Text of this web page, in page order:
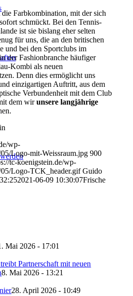
die Farbkombination, mit der sich
schmückt. Bei den Tennis-
ist sie bislang eher selten
für uns, die an den britischen
und bei den Sportclubs im
der Fashionbranche häufiger
Kombi als neuen
Denn dies ermöglicht uns
einzigartigen Auftritt, aus dem
Verbundenheit mit dem Club
dem wirunsere langjährige
wp-
Logo-mit-Weissraum.jpg 900
tc-koenigstein.de/wp-
Logo-TCK_header.gif Guido
2021-06-09 10:30:07Frische
Mai 2026 - 17:01
Partnerschaft mit neuen
8. Mai 2026 - 13:21
28. April 2026 - 10:49